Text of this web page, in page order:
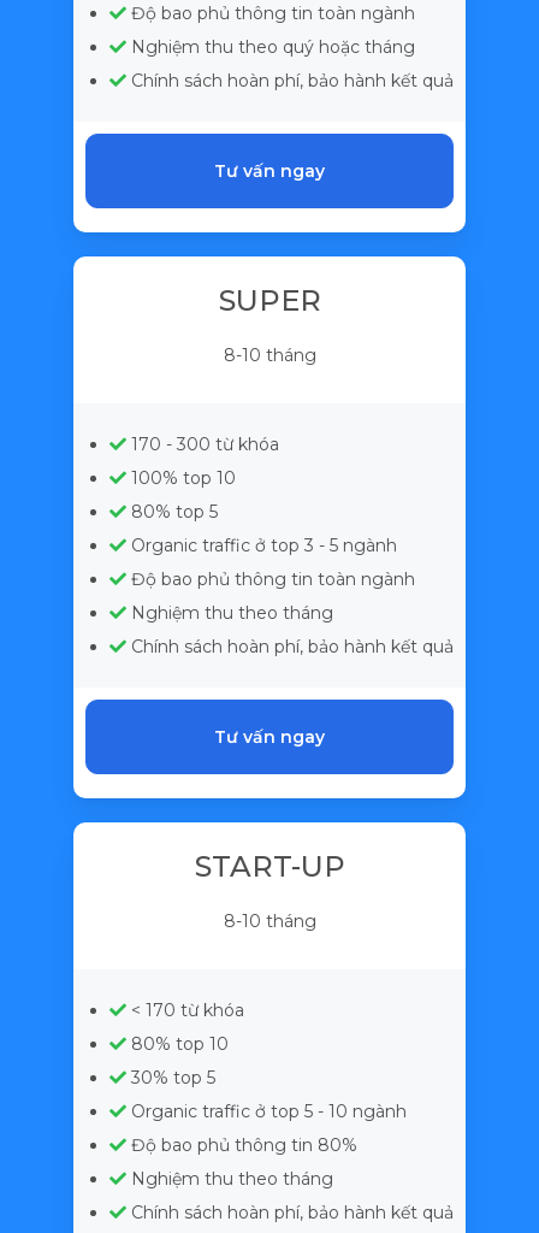
Độ bao phủ thông tin toàn ngành
Nghiệm thu theo quý hoặc tháng
Chính sách hoàn phí, bảo hành kết quả
Tư vấn ngay
SUPER
8-10 tháng
170 - 300 từ khóa
100% top 10
80% top 5
Organic traffic ở top 3 - 5 ngành
Độ bao phủ thông tin toàn ngành
Nghiệm thu theo tháng
Chính sách hoàn phí, bảo hành kết quả
Tư vấn ngay
START-UP
8-10 tháng
< 170 từ khóa
80% top 10
30% top 5
Organic traffic ở top 5 - 10 ngành
Độ bao phủ thông tin 80%
Nghiệm thu theo tháng
Chính sách hoàn phí, bảo hành kết quả